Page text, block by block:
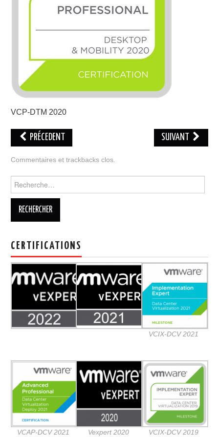
TOOLS
CONTACT
VCP-DTM 2020
PRÉCEDENT SUIVANT
Commentaires et trackbacks clos.
CERTIFICATIONS
VCIX-DCV 2021
VCAP-DCV 2021 Vexpert 2020 VCIX-DCV 2019